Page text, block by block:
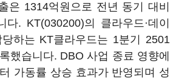
은 1314억원으로 전년 동기 대비
다. KT(030200)의 클라우드·데이
하는 KT클라우드는 1분기 2501
했습니다. DBO 사업 종료 영향에
가동률 상승 효과가 반영되며 성